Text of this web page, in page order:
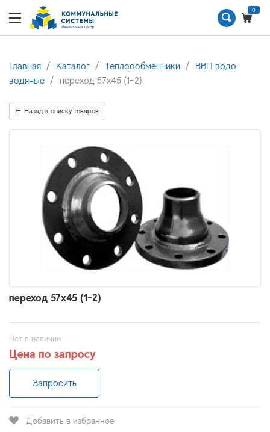
0
Главная Каталог Теплоообменники
ВВП водо-
водяные
переход 57x45 (1-2)
Назад к списку товаров
переход 57x45 (1-2)
Нет в наличии
Цена по запросу
Запросить
Добавить в избранное